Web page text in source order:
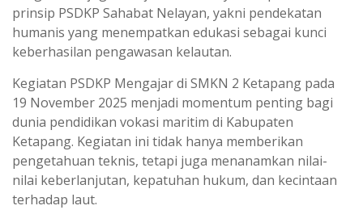
prinsip PSDKP Sahabat Nelayan, yakni pendekatan
humanis yang menempatkan edukasi sebagai kunci
keberhasilan pengawasan kelautan.
Kegiatan PSDKP Mengajar di SMKN 2 Ketapang pada
19 November 2025 menjadi momentum penting bagi
dunia pendidikan vokasi maritim di Kabupaten
Ketapang. Kegiatan ini tidak hanya memberikan
pengetahuan teknis, tetapi juga menanamkan nilai-
nilai keberlanjutan, kepatuhan hukum, dan kecintaan
terhadap laut.